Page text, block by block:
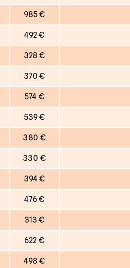
985 €
492 €
328 €
370 €
574 €
539 €
380 €
330 €
394 €
476 €
313 €
622 €
498 €